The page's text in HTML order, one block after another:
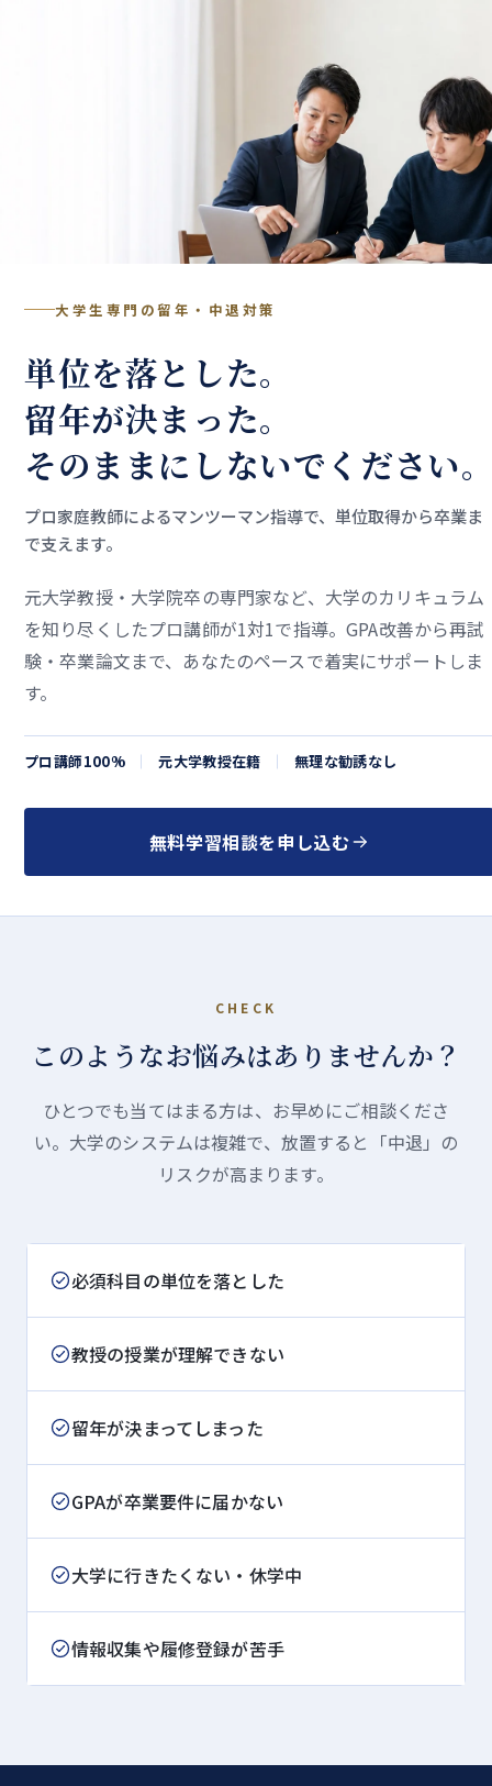
大学生専門の留年・中退対策
単位を落とした。
留年が決まった。
そのままにしないでください
プロ家庭教師によるマンツーマン指導で、単位取得から卒業ま
で支えます。
元大学教授・大学院卒の専門家など、大学のカリキュラム
を知り尽くしたプロ講師が1対1で指導。GPA改善から再試
験・卒業論文まで、あなたのペースで着実にサポートしま
す。
プロ講師100% 元大学教授在籍 無理な勧誘なし
無料学習相談を申し込む
CHECK
このようなお悩みはありませんか？
ひとつでも当てはまる方は、お早めにご相談くださ
い。大学のシステムは複雑で、放置すると「中退」の
リスクが高まります。
必須科目の単位を落とした
教授の授業が理解できない
留年が決まってしまった
GPAが卒業要件に届かない
大学に行きたくない・休学中
情報収集や履修登録が苦手